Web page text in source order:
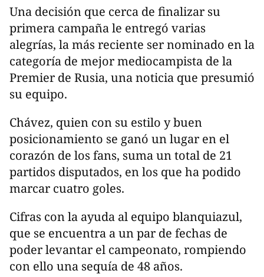
Una decisión que cerca de finalizar su
primera campaña le entregó varias
alegrías, la más reciente ser nominado en la
categoría de mejor mediocampista de la
Premier de Rusia, una noticia que presumió
su equipo.
Chávez, quien con su estilo y buen
posicionamiento se ganó un lugar en el
corazón de los fans, suma un total de 21
partidos disputados, en los que ha podido
marcar cuatro goles.
Cifras con la ayuda al equipo blanquiazul,
que se encuentra a un par de fechas de
poder levantar el campeonato, rompiendo
con ello una sequía de 48 años.